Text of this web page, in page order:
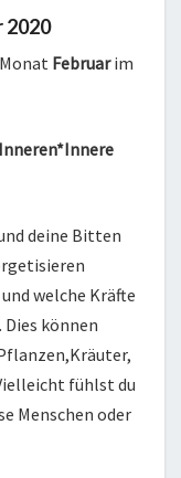
2020
Februarim
deine Bitten
welche Kräfte
können
fühlst du
Menschen oder